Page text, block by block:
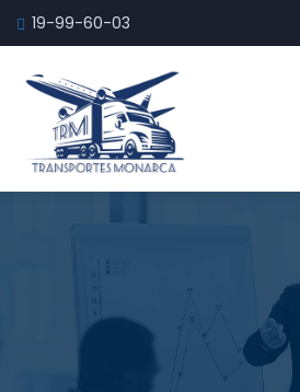
19-99-60-03